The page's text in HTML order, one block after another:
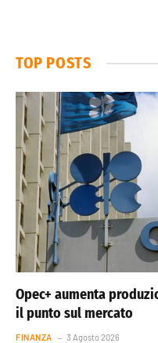
TOP POSTS
Opec+ aumenta
il punto sul mercato
FINANZA 3 Agosto 2026